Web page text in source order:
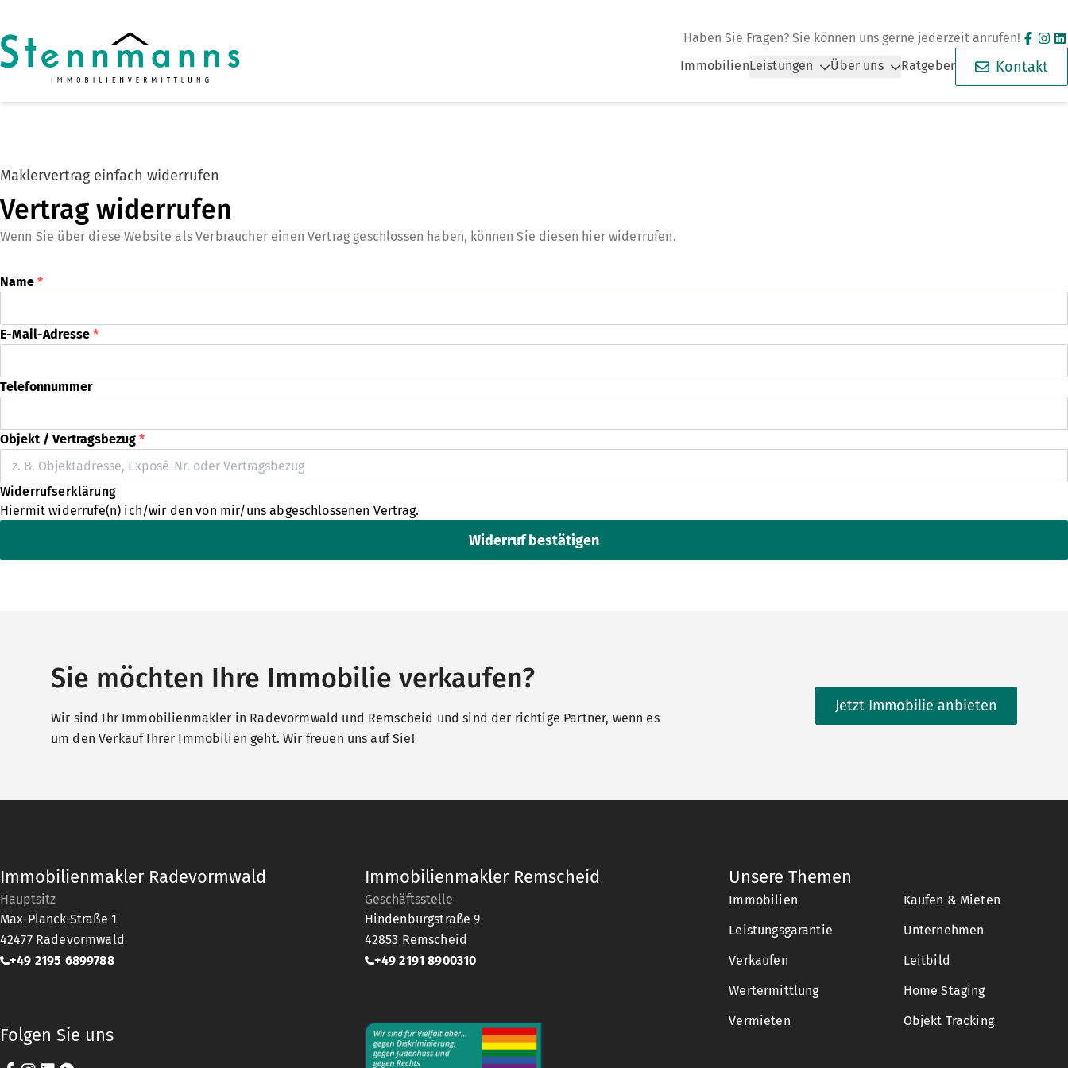
Haben Sie Fragen? Sie können uns gerne jederzeit anrufen!
ImmobilienLeistungen Über uns Ratgeber Kontakt
Maklervertrag einfach widerrufen
Vertrag widerrufen
Wenn Sie über diese Website als Verbraucher einen Vertrag geschlossen haben, können Sie diesen hier widerrufen.
Name *
E-Mail-Adresse *
Telefonnummer
Objekt / Vertragsbezug *
Widerrufserklärung
Hiermit widerrufe(n) ich/wir den von mir/uns abgeschlossenen Vertrag.
Widerruf bestätigen
Sie möchten Ihre Immobilie verkaufen?
Wir sind Ihr Immobilienmakler in Radevormwald und Remscheid und sind der richtige Partner, wenn es
um den Verkauf Ihrer Immobilien geht. Wir freuen uns auf Sie!
Jetzt Immobilie anbieten
Immobilienmakler Radevormwald
Hauptsitz
Max-Planck-Straße 1
42477 Radevormwald
+49 2195 6899788
Immobilienmakler Remscheid
Geschäftsstelle
Hindenburgstraße 9
42853 Remscheid
+49 2191 8900310
Unsere Themen
Immobilien
Kaufen & Mieten
Leistungsgarantie
Unternehmen
Verkaufen
Leitbild
Wertermittlung
Home Staging
Vermieten
Objekt Tracking
Folgen Sie uns